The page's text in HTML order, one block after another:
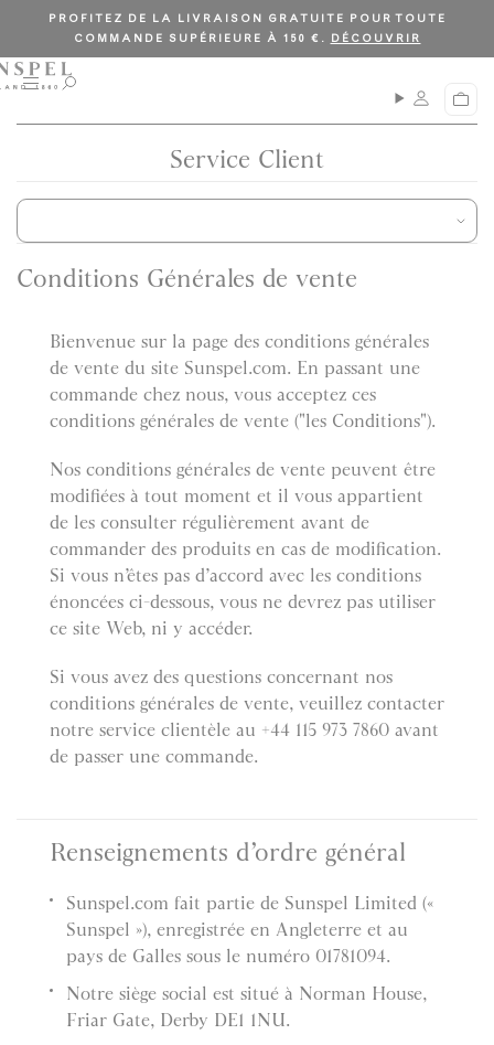
PROFITEZ DE LA LIVRAISON GRATUITE POUR TOUTE
COMMANDE SUPÉRIEURE À 150 €. DÉCOUVRIR
M
O
e
c
r
c
h
P
a
Service Client
Conditions Générales de vente
Bienvenue sur la page des conditions générales
de vente du site Sunspel.com. En passant une
commande chez nous, vous acceptez ces
conditions générales de vente ("les Conditions").
Nos conditions générales de vente peuvent être
modifiées à tout moment et il vous appartient
de les consulter régulièrement avant de
commander des produits en cas de modification.
Si vous n’êtes pas d’accord avec les conditions
énoncées ci-dessous, vous ne devrez pas utiliser
ce site Web, ni y accéder.
Si vous avez des questions concernant nos
conditions générales de vente, veuillez contacter
notre service clientèle au +44 115 973 7860 avant
de passer une commande.
Renseignements d’ordre général
Sunspel.com fait partie de Sunspel Limited («
Sunspel »), enregistrée en Angleterre et au
pays de Galles sous le numéro 01781094.
Notre siège social est situé à Norman House,
Friar Gate, Derby DE1 1NU.